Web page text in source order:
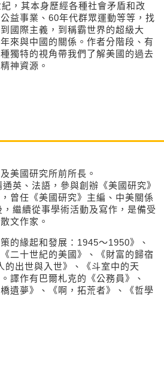
，其本身歷經各種社會矛盾和改
益事業、60年代群眾運動等等，找
國際主義，到稱霸世界的超級大
來與中國的關係。作者分階段、有
獨特的視角帶我們了解美國的過去
神資源。
美國研究所前所長。
英、法語，參與創辦《美國研究》
曾任《美國研究》主編、中美關係
繼續從事學術活動及寫作，是備受
文作家。
的緣起和發展：1945～1950》、
二十世紀的美國》、《財富的歸宿
出世與入世》、《斗室中的天
譯作有巴爾札克的 《公務員》、
遺夢》、《啊，拓荒者》、《哲學